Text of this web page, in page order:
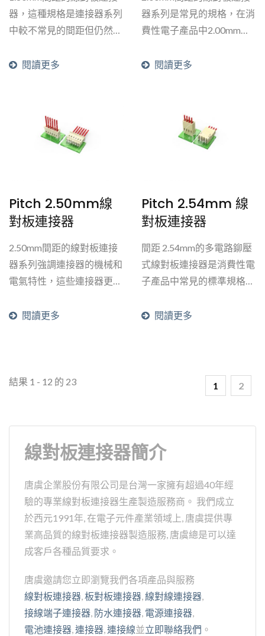
器，這種規格是連接器系列
中較不常見的間距但仍然適
閱讀更多
器系列是常見的規格，在消
費性電子產品中2.00mm被
主要為可承受高電流值，高
閱讀更多
Pitch 2.50mm線
對板連接器
2.50mm間距的線對板連接
器系列強調連接器的機械和
電氣特性，這些連接器更加
境要求。常見用於車輛照明
閱讀更多
Pitch 2.54mm 線
對板連接器
間距 2.54mm的多電路鉚壓
式線對板連接器是消費性電
子產品中常見的標準規格，
閱讀更多
結果 1 - 12 的 23 1 2
線對板連接器簡介
唐虞企業股份有限公司是台灣一家擁有超過40年經
驗的專業線對板連接器生產製造服務商。 我們成立
於西元1991年, 在電子元件產業領域上, 唐虞提供專
業高品質的線對板連接器製造服務, 唐虞總是可以達
成客戶各種品質要求。
唐虞邀請您立即瀏覽我們各項產品與服務
線對板連接器,板對板連接器,線對線連接器,
接線端子連接器, 防水連接器, 電源連接器,
電池連接器,連接器,連接線並立即聯絡我們 。